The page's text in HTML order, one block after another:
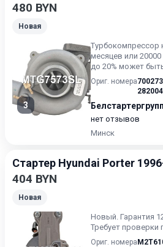
480 BYN
Новая
3
Турбoкoмпрессoр
месяцев или
до 20% может
вашей турбины.
Ориг. номера
Белстартергрупп
нет отзывов
Минск
Стартер Hyundai Porter
404 BYN
Новая
Новый. Гарантия
Требует проверки
Ориг. номера